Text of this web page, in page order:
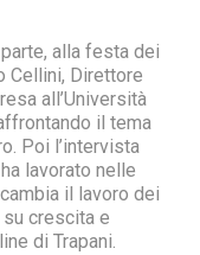
alla festa dei
Cellini, Direttore
all’Università
il tema
Poi l’intervista
lavorato nelle
il lavoro dei
crescita e
di Trapani.